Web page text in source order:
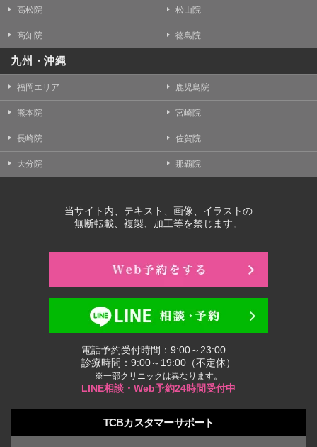
高松院 松山院
高知院 徳島院
九州・沖縄
福岡エリア 鹿児島院
熊本院 宮崎院
長崎院 佐賀院
大分院 那覇院
当サイト内、テキスト、画像、イラストの
無断転載、複製、加工等を禁じます。
電話予約受付時間：9:00～23:00
診療時間：9:00～19:00（不定休）
※一部クリニックは異なります。
LINE相談・Web予約24時間受付中
TCBカスタマーサポート